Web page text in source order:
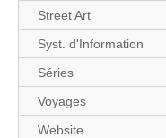
Street Art
Syst. d'Information
Séries
Voyages
Website